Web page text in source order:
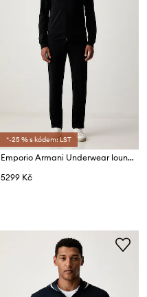
*-25 % s kódem: LST
Emporio Armani Underwear loungewear set pánský
5299 Kč